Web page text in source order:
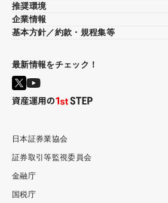
推奨環境
企業情報
基本方針／約款・規程集等
最新情報をチェック！
日本証券業協会
証券取引等監視委員会
金融庁
国税庁